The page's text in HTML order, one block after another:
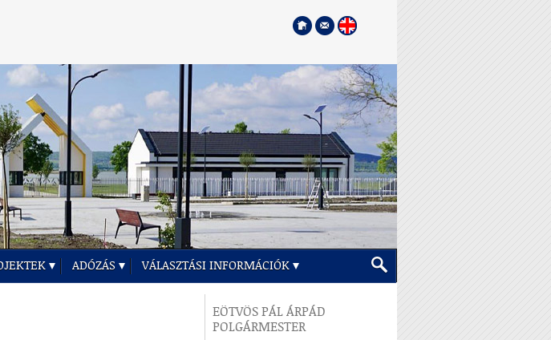
ADÓZÁS VÁLASZTÁSI INFORMÁCIÓK
EÖTVÖS PÁL ÁRPÁD
POLGÁRMESTER